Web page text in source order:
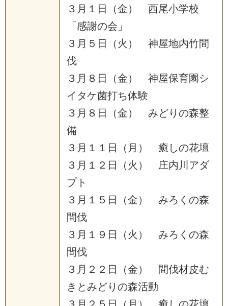
３ 月 １ 日 （金） 西尾小学校
「 感謝の会 」
３ 月 ５ 日 （ 火 ） 神屋地内竹間
伐
３ 月 ８ 日 （金） 神屋保育園 シ
イ タケ菌打ち体験
３ 月 ８ 日 （金） みどり の森整
備
３ 月 １ １ 日 （ 月 ） 癒 しの花壇
３ 月 １ ２ 日 （ 火 ） 庄内 川 アダ
プト
３ 月 １ ５ 日 （金） みろ く の森
間伐
３ 月 １ ９ 日 （ 火 ） みろ く の森
間伐
３ 月 ２ ２ 日 （金） 間伐材皮む
き とみどり の森活動